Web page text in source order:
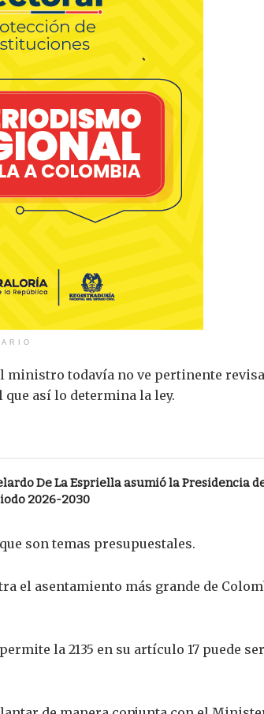
ministro todavía no ve pertinente
así lo determina la ley.
De La Espriella asumió la Presidencia
2026-2030
son temas presupuestales.
el asentamiento más grande de
la 2135 en su artículo 17 puede